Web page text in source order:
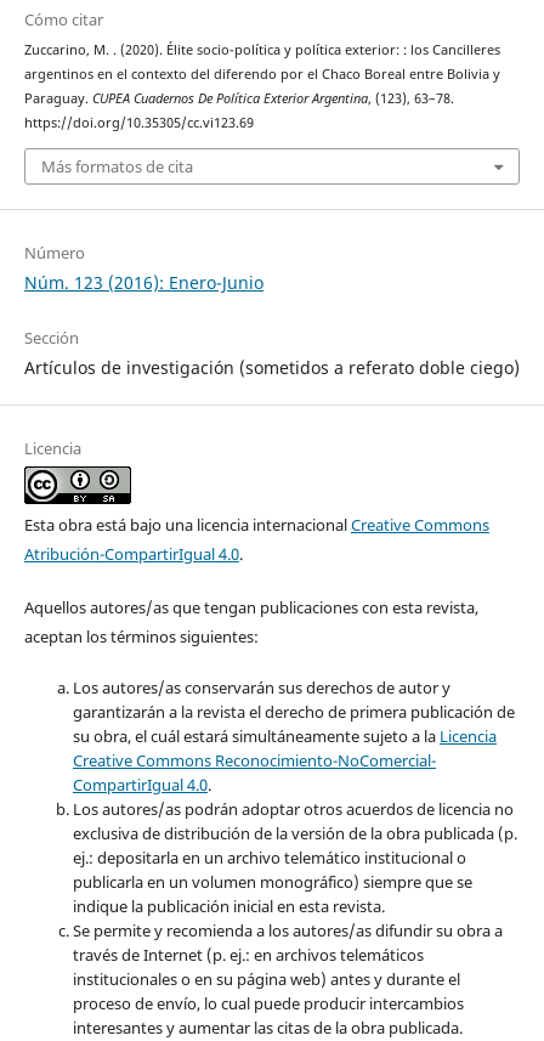
Cómo citar
Zuccarino, M. . (2020). Élite socio-política y política exterior: : los Cancilleres
argentinos en el contexto del diferendo por el Chaco Boreal entre Bolivia y
Paraguay. CUPEA Cuadernos De Política Exterior Argentina, (123), 63–78.
https://doi.org/10.35305/cc.vi123.69
Más formatos de cita
Número
Núm. 123 (2016): Enero-Junio
Sección
Artículos de investigación (sometidos a referato doble ciego)
Licencia
Esta obra está bajo una licencia internacionalCreative Commons
Atribución-CompartirIgual 4.0.
Aquellos autores/as que tengan publicaciones con esta revista,
aceptan los términos siguientes:
Los autores/as conservarán sus derechos de autor y
garantizarán a la revista el derecho de primera publicación de
su obra, el cuál estará simultáneamente sujeto a la Licencia
Creative Commons Reconocimiento-NoComercial-
CompartirIgual 4.0.
Los autores/as podrán adoptar otros acuerdos de licencia no
exclusiva de distribución de la versión de la obra publicada (p.
ej.: depositarla en un archivo telemático institucional o
publicarla en un volumen monográfico) siempre que se
indique la publicación inicial en esta revista.
Se permite y recomienda a los autores/as difundir su obra a
través de Internet (p. ej.: en archivos telemáticos
institucionales o en su página web) antes y durante el
proceso de envío, lo cual puede producir intercambios
interesantes y aumentar las citas de la obra publicada.